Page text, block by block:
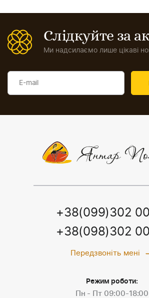
Слідкуйте за
Ми надсилаємо лише цікаві
+38(099)302
+38(098)302
Передзвоніть мені
Режим роботи:
Пн - Пт 09:00-18:00